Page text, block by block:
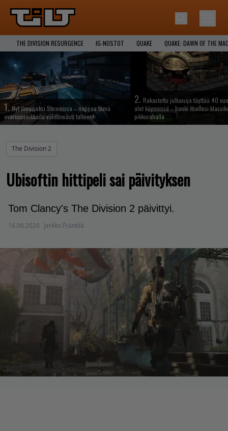
THE DIVISION RESURGENCE IG-NOSTOT QUAKE QUAKE: DAWN OF THE
1. Nyt ilmaiseksi Steamissa – nappaa tämä
avaruusseikkailu välittömästi talteen!
2. Rakastettu julkaisija täyttää 40
alet käynnissä – hanki itsellesi
pikkurahalla
The Division 2
Ubisoftin hittipeli sai päivityksen
Tom Clancy's The Division 2 päivittyi.
16.06.2026 Jarkko Fräntilä